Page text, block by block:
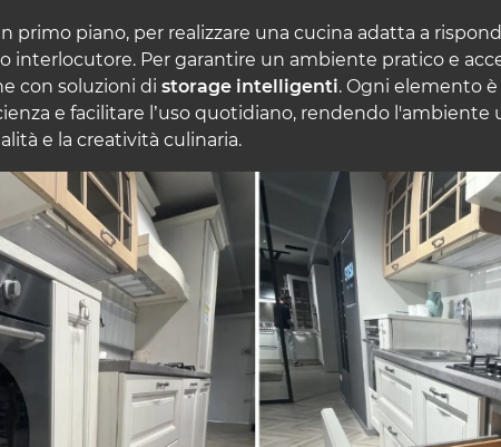
primo piano, per realizzare una cucina adatta a
interlocutore. Per garantire un ambiente pratico e
con soluzioni di storage intelligenti. Ogni elemento
e facilitare l’uso quotidiano, rendendo l'ambiente
e la creatività culinaria.